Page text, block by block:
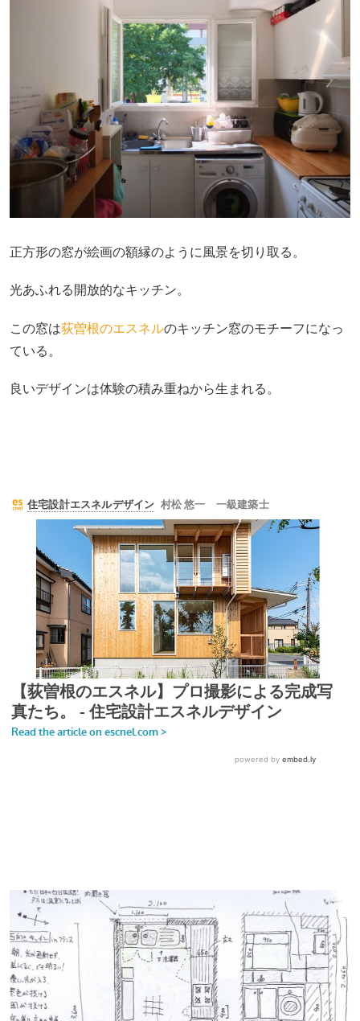
正方形の窓が絵画の額縁のように風景を切り取る。
光あふれる開放的なキッチン。
この窓は荻曽根のエスネルのキッチン窓のモチーフになっ
ている。
良いデザインは体験の積み重ねから生まれる。